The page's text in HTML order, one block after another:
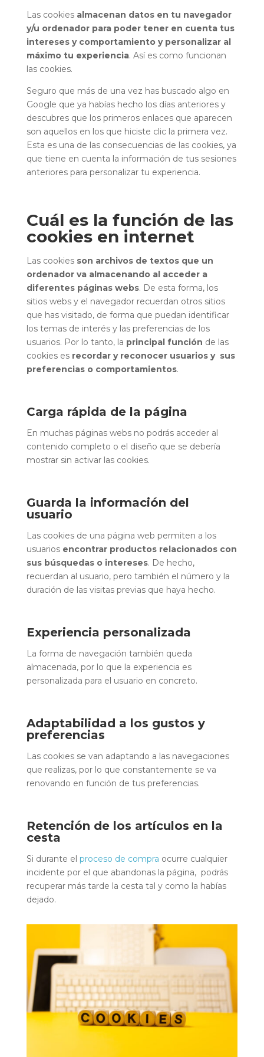
Las cookies almacenan datos en tu navegador
y/u ordenador para poder tener en cuenta tus
intereses y comportamiento y personalizar al
máximo tu experiencia. Así es como funcionan
las cookies.
Seguro que más de una vez has buscado algo en
Google que ya habías hecho los días anteriores y
descubres que los primeros enlaces que aparecen
son aquellos en los que hiciste clic la primera vez.
Esta es una de las consecuencias de las cookies, ya
que tiene en cuenta la información de tus sesiones
anteriores para personalizar tu experiencia.
Cuál es la función de las
cookies en internet
Las cookies son archivos de textos que un
ordenador va almacenando al acceder a
diferentes páginas webs. De esta forma, los
sitios webs y el navegador recuerdan otros sitios
que has visitado, de forma que puedan identificar
los temas de interés y las preferencias de los
usuarios. Por lo tanto, la principal función de las
cookies es recordar y reconocer usuarios y sus
preferencias o comportamientos.
Carga rápida de la página
En muchas páginas webs no podrás acceder al
contenido completo o el diseño que se debería
mostrar sin activar las cookies.
Guarda la información del
usuario
Las cookies de una página web permiten a los
usuarios encontrar productos relacionados con
sus búsquedas o intereses. De hecho,
recuerdan al usuario, pero también el número y la
duración de las visitas previas que haya hecho.
Experiencia personalizada
La forma de navegación también queda
almacenada, por lo que la experiencia es
personalizada para el usuario en concreto.
Adaptabilidad a los gustos y
preferencias
Las cookies se van adaptando a las navegaciones
que realizas, por lo que constantemente se va
renovando en función de tus preferencias.
Retención de los artículos en la
cesta
Si durante el proceso de compra ocurre cualquier
incidente por el que abandonas la página, podrás
recuperar más tarde la cesta tal y como la habías
dejado.